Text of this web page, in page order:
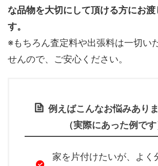
な品物を大切にして頂ける方にお渡
す。
※もちろん査定料や出張料は一切い
せんので、ご安心ください。
例えばこんなお悩みあり
（実際にあった例です
家を片付けたいが、よく